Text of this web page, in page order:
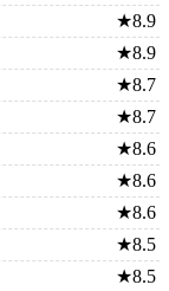
★8.9
★8.9
★8.7
★8.7
★8.6
★8.6
★8.6
★8.5
★8.5